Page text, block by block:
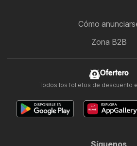
Cómo
Zona B2B
Ofertero
Todos los folletos de descuento